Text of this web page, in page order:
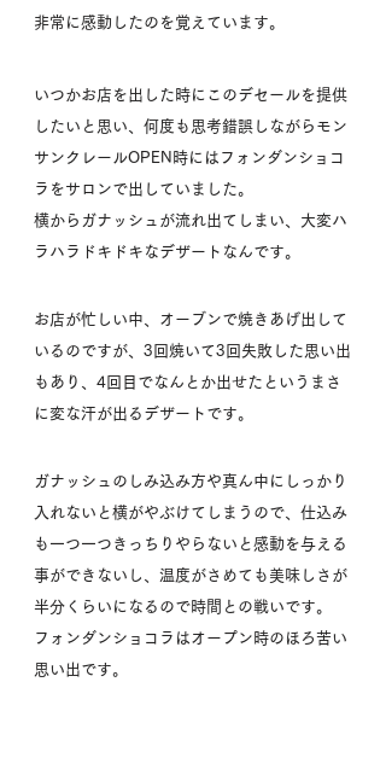
非常に感動したのを覚えています。
いつかお店を出した時にこのデセールを提供
したいと思い、何度も思考錯誤しながらモン
サンクレールOPEN時にはフォンダンショコ
ラをサロンで出していました。
横からガナッシュが流れ出てしまい、大変ハ
ラハラドキドキなデザートなんです。
お店が忙しい中、オーブンで焼きあげ出して
いるのですが、3回焼いて3回失敗した思い出
もあり、4回目でなんとか出せたというまさ
に変な汗が出るデザートです。
ガナッシュのしみ込み方や真ん中にしっかり
入れないと横がやぶけてしまうので、仕込み
も一つ一つきっちりやらないと感動を与える
事ができないし、温度がさめても美味しさが
半分くらいになるので時間との戦いです。
フォンダンショコラはオープン時のほろ苦い
思い出です。